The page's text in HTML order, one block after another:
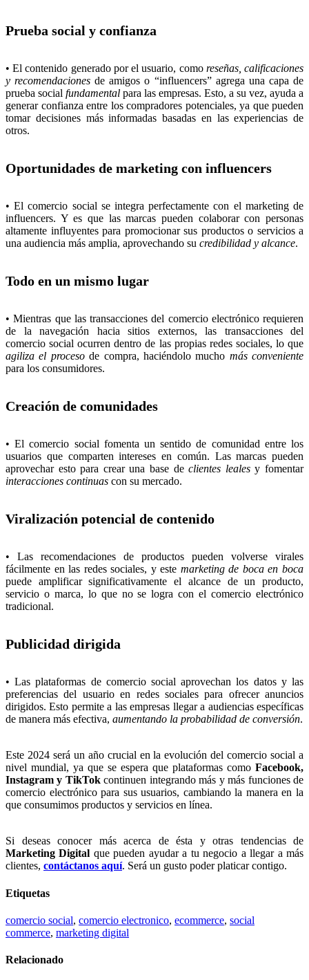
Prueba social y confianza
• El contenido generado por el usuario, como reseñas, calificaciones
y recomendaciones de amigos o “influencers” agrega una capa de
prueba social fundamental para las empresas. Esto, a su vez, ayuda a
generar confianza entre los compradores potenciales, ya que pueden
tomar decisiones más informadas basadas en las experiencias de
otros.
Oportunidades de marketing con influencers
• El comercio social se integra perfectamente con el marketing de
influencers. Y es que las marcas pueden colaborar con personas
altamente influyentes para promocionar sus productos o servicios a
una audiencia más amplia, aprovechando su credibilidad y alcance.
Todo en un mismo lugar
• Mientras que las transacciones del comercio electrónico requieren
de la navegación hacia sitios externos, las transacciones del
comercio social ocurren dentro de las propias redes sociales, lo que
agiliza el procesode compra, haciéndolo mucho más conveniente
para los consumidores.
Creación de comunidades
• El comercio social fomenta un sentido de comunidad entre los
usuarios que comparten intereses en común. Las marcas pueden
aprovechar esto para crear una base declientes lealesy fomentar
interacciones continuas con su mercado.
Viralización potencial de contenido
• Las recomendaciones de productos pueden volverse virales
fácilmente en las redes sociales, y este marketing de boca en boca
puede amplificar significativamente el alcance de un producto,
servicio o marca, lo que no se logra con el comercio electrónico
tradicional.
Publicidad dirigida
• Las plataformas de comercio social aprovechan los datos y las
preferencias del usuario en redes sociales para ofrecer anuncios
dirigidos. Esto permite a las empresas llegar a audiencias específicas
de manera más efectiva, aumentando la probabilidad de conversión.
Este 2024 será un año crucial en la evolución del comercio social a
nivel mundial, ya que se espera que plataformas como Facebook,
Instagram y TikTokcontinuen integrando más y más funciones de
comercio electrónico para sus usuarios, cambiando la manera en la
que consumimos productos y servicios en línea.
Si deseas conocer más acerca de ésta y otras tendencias de
Marketing Digital que pueden ayudar a tu negocio a llegar a más
clientes, contáctanos aquí. Será un gusto poder platicar contigo.
Etiquetas
comercio social, comercio electronico, ecommerce, social
commerce, marketing digital
Relacionado